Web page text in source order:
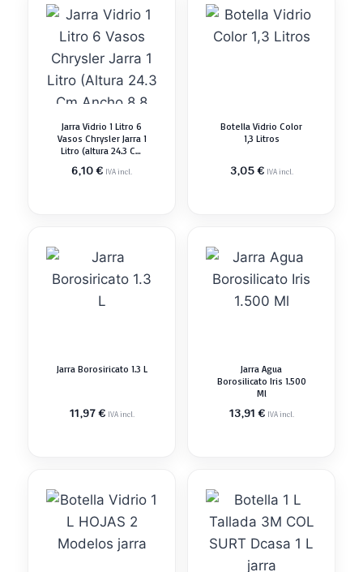
Jarra Vidrio 1 Litro 6
Vasos Chrysler Jarra 1
Litro (altura 24.3 Cm
G.6 Vasos De 245 Ml.
6,10€ IVA incl.
Botella Vidrio Color
1,3 Litros
3,05€ IVA incl.
Jarra Borosiricato 1.3 L
11,97€ IVA incl.
Jarra Agua
Borosilicato Iris 1.500
Ml
13,91€ IVA incl.